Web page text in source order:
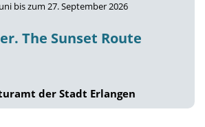
bis zum 27. September 2026
The Sunset Route
der Stadt Erlangen